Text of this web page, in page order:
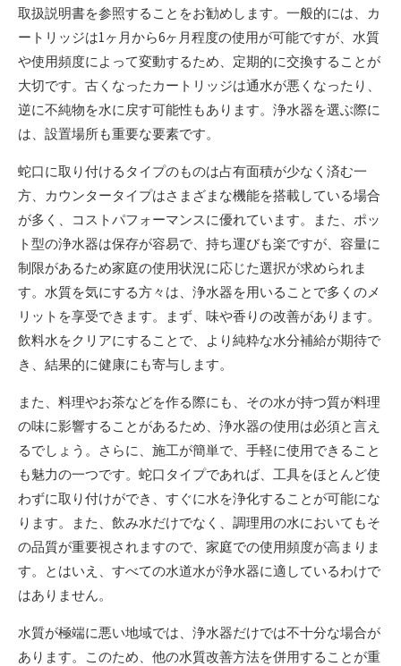
取扱説明書を参照することをお勧めします。一般的には、カ
ートリッジは1ヶ月から6ヶ月程度の使用が可能ですが、水質
や使用頻度によって変動するため、定期的に交換することが
大切です。古くなったカートリッジは通水が悪くなったり、
逆に不純物を水に戻す可能性もあります。浄水器を選ぶ際に
は、設置場所も重要な要素です。
蛇口に取り付けるタイプのものは占有面積が少なく済む一
方、カウンタータイプはさまざまな機能を搭載している場合
が多く、コストパフォーマンスに優れています。また、ポッ
ト型の浄水器は保存が容易で、持ち運びも楽ですが、容量に
制限があるため家庭の使用状況に応じた選択が求められま
す。水質を気にする方々は、浄水器を用いることで多くのメ
リットを享受できます。まず、味や香りの改善があります。
飲料水をクリアにすることで、より純粋な水分補給が期待で
き、結果的に健康にも寄与します。
また、料理やお茶などを作る際にも、その水が持つ質が料理
の味に影響することがあるため、浄水器の使用は必須と言え
るでしょう。さらに、施工が簡単で、手軽に使用できること
も魅力の一つです。蛇口タイプであれば、工具をほとんど使
わずに取り付けができ、すぐに水を浄化することが可能にな
ります。また、飲み水だけでなく、調理用の水においてもそ
の品質が重要視されますので、家庭での使用頻度が高まりま
す。とはいえ、すべての水道水が浄水器に適しているわけで
はありません。
水質が極端に悪い地域では、浄水器だけでは不十分な場合が
あります。このため、他の水質改善方法を併用することが重